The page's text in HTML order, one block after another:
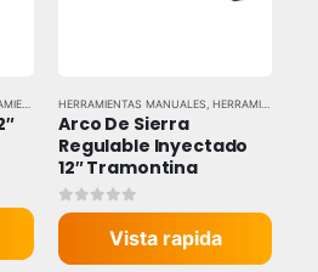
,HERRAMIENTAS Y EQUIPOS
HERRAMIENTAS MANUALES HERRAMIENTAS Y EQUIPOS INDUSTRIALES
Arco De Sierra
Regulable Inyectado
12″ Tramontina
0out of 5
Vista rapida